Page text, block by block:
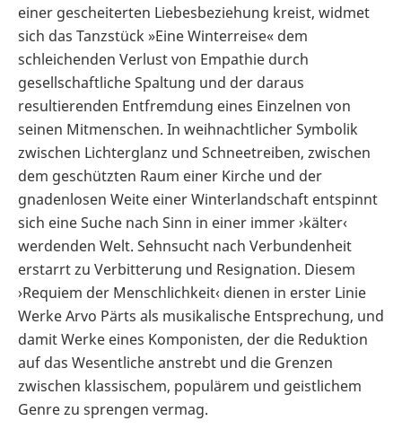
einer gescheiterten Liebesbeziehung kreist, widmet
sich das Tanzstück »Eine Winterreise« dem
schleichenden Verlust von Empathie durch
gesellschaftliche Spaltung und der daraus
resultierenden Entfremdung eines Einzelnen von
seinen Mitmenschen. In weihnachtlicher Symbolik
zwischen Lichterglanz und Schneetreiben, zwischen
dem geschützten Raum einer Kirche und der
gnadenlosen Weite einer Winterlandschaft entspinnt
sich eine Suche nach Sinn in einer immer ›kälter‹
werdenden Welt. Sehnsucht nach Verbundenheit
erstarrt zu Verbitterung und Resignation. Diesem
›Requiem der Menschlichkeit‹ dienen in erster Linie
Werke Arvo Pärts als musikalische Entsprechung, und
damit Werke eines Komponisten, der die Reduktion
auf das Wesentliche anstrebt und die Grenzen
zwischen klassischem, populärem und geistlichem
Genre zu sprengen vermag.